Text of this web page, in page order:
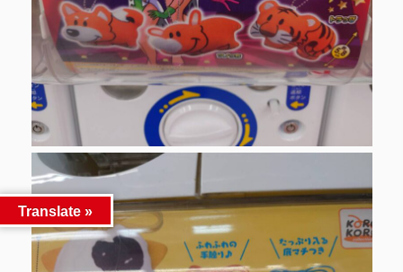
Translate »